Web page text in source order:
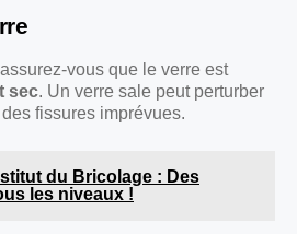
vous que le verre est
sec. Un verre sale peut perturber
fissures imprévues.
du Bricolage : Des
les niveaux !